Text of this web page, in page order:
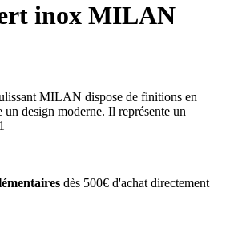
inox MILAN
MILAN dispose de finitions en
design moderne. Il représente un
dès 500€ d'achat directement